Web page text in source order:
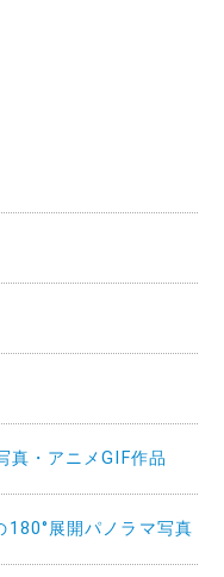
真・アニメGIF作品
展開パノラマ写真